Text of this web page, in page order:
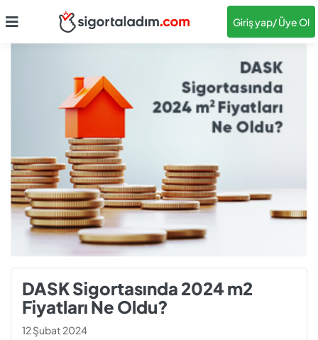
Giriş yap/ Üye Ol
DASK Sigortasında 2024 m2
Fiyatları Ne Oldu?
12 Şubat 2024